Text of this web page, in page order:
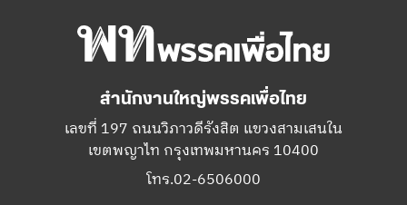
สำนักงานใหญ่พรรคเพื่อไทย
เลขที่ 197 ถนนวิภาวดีรังสิต แขวงสามเสนใน
เขตพญาไท กรุงเทพมหานคร 10400
โทร.02-6506000